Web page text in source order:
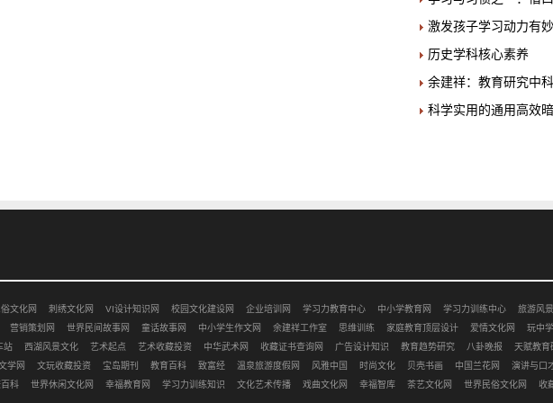
激发孩子学习动力有
历史学科核心素养
余建祥：教育研究中
科学实用的通用高效
俗文化网 刺绣文化网 VI设计知识网 校园文化建设网 企业培训网 学习力教育中心 中小学教育网 学习力训练中心 旅游风
营销策划网 世界民间故事网 童话故事网 中小学生作文网 余建祥工作室 思维训练 家庭教育顶层设计 爱情文化网 玩中学
站 西湖风景文化 艺术起点 艺术收藏投资 中华武术网 收藏证书查询网 广告设计知识 教育趋势研究 八卦晚报 天赋教育
学网 文玩收藏投资 宝岛期刊 教育百科 致富经 温泉旅游度假网 风雅中国 时尚文化 贝壳书画 中国兰花网 演讲与口
科 世界休闲文化网 幸福教育网 学习力训练知识 文化艺术传播 戏曲文化网 幸福智库 茶艺文化网 世界民俗文化网 收